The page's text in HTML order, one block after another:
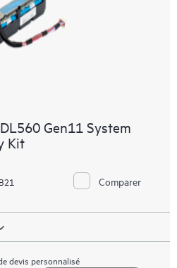
Gen11 System
Kit
Comparer
devis personnalisé